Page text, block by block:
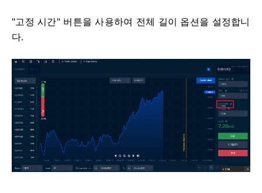
"고정 시간" 버튼을 사용하여 전체 길이 옵션을 설정합니
다.